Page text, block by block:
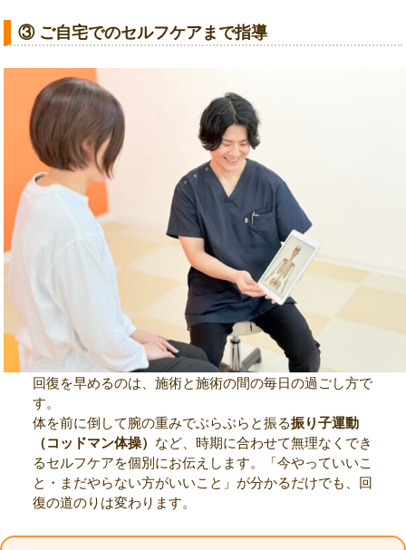
③ ご自宅でのセルフケアまで指導
回復を早めるのは、施術と施術の間の毎日の過ごし方で
す。
体を前に倒して腕の重みでぶらぶらと振る振り子運動
（コッドマン体操） など、時期に合わせて無理なくでき
るセルフケアを個別にお伝えします。「今やっていいこ
と・まだやらない方がいいこと」が分かるだけでも、回
復の道のりは変わります。